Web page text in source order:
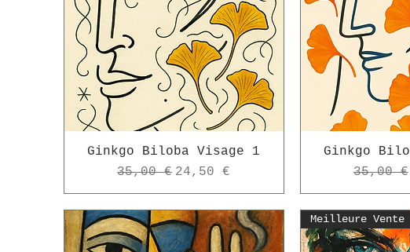
Ginkgo Biloba Visage 1
Prix original
35,00 € Prix promotionnel
24,50 €
Ginkgo
Prix
35,00 €
Meilleure Vente